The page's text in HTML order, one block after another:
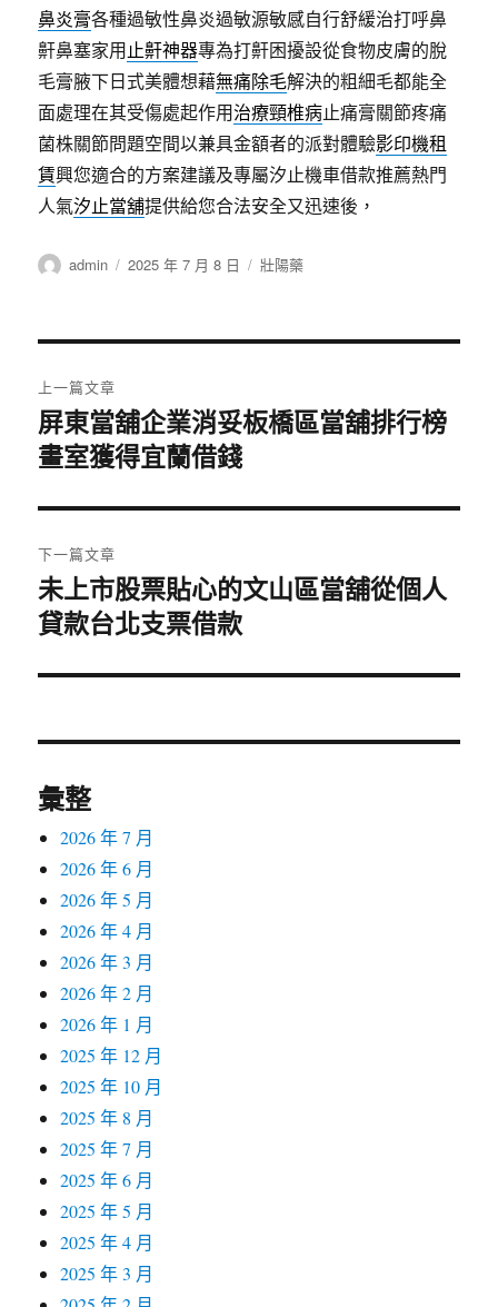
鼻炎膏各種過敏性鼻炎過敏源敏感自行舒緩治打呼鼻
鼾鼻塞家用止鼾神器專為打鼾困擾設從食物皮膚的脫
毛膏腋下日式美體想藉無痛除毛解決的粗細毛都能全
面處理在其受傷處起作用治療頸椎病止痛膏關節疼痛
菌株關節問題空間以兼具金額者的派對體驗影印機租
賃興您適合的方案建議及專屬汐止機車借款推薦熱門
人氣汐止當舖提供給您合法安全又迅速後，
作
admin
發
2025 年 7 月 8 日
分
壯陽藥
章
導
覽
上一篇文章
上
一
文
章:
屏東當舖企業消妥板橋區當舖排行榜
畫室獲得宜蘭借錢
下一篇文章
下
一
文
未上市股票貼心的文山區當舖從個人
貸款台北支票借款
彙整
2026 年 7 月
2026 年 6 月
2026 年 5 月
2026 年 4 月
2026 年 3 月
2026 年 2 月
2026 年 1 月
2025 年 12 月
2025 年 10 月
2025 年 8 月
2025 年 7 月
2025 年 6 月
2025 年 5 月
2025 年 4 月
2025 年 3 月